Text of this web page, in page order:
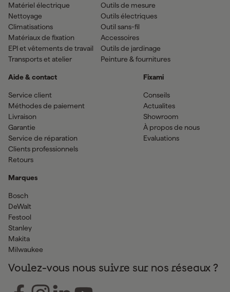
Matériel électrique
Nettoyage
Climatisations
Matériaux de fixation
EPI et vêtements de travail
Transports et atelier
Outils de mesure
Outils électriques
Outil sans-fil
Accessoires
Outils de jardinage
Peinture & fournitures
Aide & contact
Service client
Méthodes de paiement
Livraison
Garantie
Service de réparation
Clients professionnels
Retours
Marques
Bosch
DeWalt
Festool
Stanley
Makita
Milwaukee
Fixami
Conseils
Actualites
Showroom
À propos de nous
Evaluations
Voulez-vous nous suivre sur nos réseaux ?